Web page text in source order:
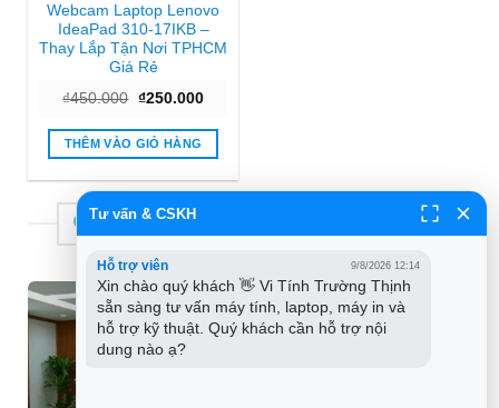
Webcam Laptop Lenovo
IdeaPad 310-17IKB –
Thay Lắp Tận Nơi TPHCM
Giá Rẻ
₫450.000 Giá
là:
₫450.000.
₫250.000Giá
tại
₫250.000.
THÊM VÀO GIỎ HÀNG
THƯƠNG HIỆU TIN HỌC TRƯỜNG TÍN
Tư vấn & CSKH
Hỗ trợ viên 9/8/2026 12:14
Xin chào quý khách 👋 Vi Tính Trường Thịnh
sẵn sàng tư vấn máy tính, laptop, máy in và
hỗ trợ kỹ thuật. Quý khách cần hỗ trợ nội
dung nào ạ?